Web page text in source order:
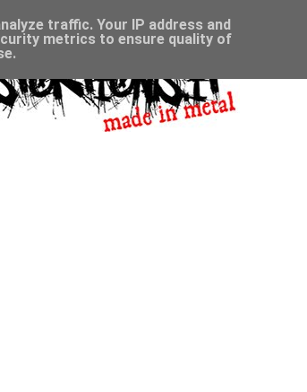
traffic. Your IP address and
metrics to ensure quality of